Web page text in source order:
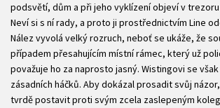
podsvětí, dům a při jeho vyklízení objeví v
Neví si s ní rady, a proto ji prostřednictvím Line
Nález vyvolá velký rozruch, neboť se ukáže, že
případem přesahujícím místní rámec, který už
považuje ho za naprosto jasný. Wistingovi se
zásadních háčků. Aby dokázal prosadit svůj
tvrdě postavit proti svým zcela zaslepeným